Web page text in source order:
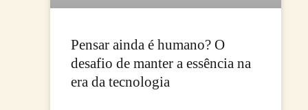
Pensar ainda é humano? O
desafio de manter a essência na
era da tecnologia